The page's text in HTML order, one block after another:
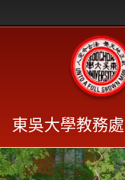
東吳大學教務處